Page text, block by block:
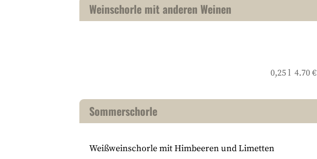
Weinschorle mit anderen Weinen
0,25 l 4.70 €
Sommerschorle
Weißweinschorle mit Himbeeren und Limetten